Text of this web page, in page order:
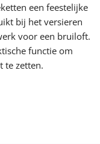
een feestelijke
bij het versieren
voor een bruiloft.
functie om
te zetten.